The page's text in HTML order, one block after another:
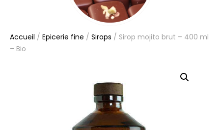
Accueil / Epicerie fine / Sirops / Sirop mojito brut – 400 ml
– Bio